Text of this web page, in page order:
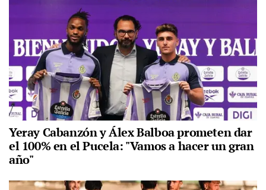
Yeray Cabanzón y Álex Balboa prometen dar
el 100% en el Pucela: "Vamos a hacer un gran
año"